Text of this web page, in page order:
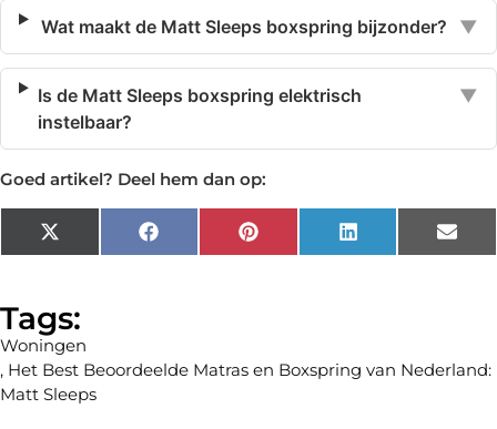
Wat maakt de Matt Sleeps boxspring bijzonder? ▼
Is de Matt Sleeps boxspring elektrisch
instelbaar?
▼
Goed artikel? Deel hem dan op:
X
(Twitter)
Facebook Pinterest LinkedIn
Tags:
Woningen
, Het Best Beoordeelde Matras en Boxspring van Nederland:
Matt Sleeps